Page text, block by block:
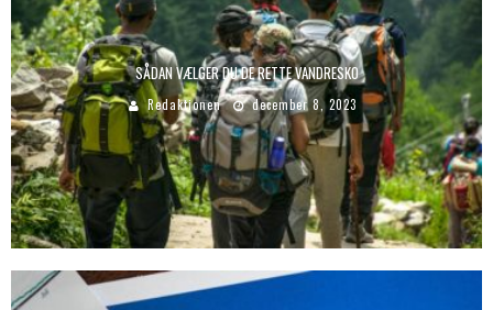
SÅDAN VÆLGER DU DE RETTE VANDRESKO
Redaktionen december 8, 2023